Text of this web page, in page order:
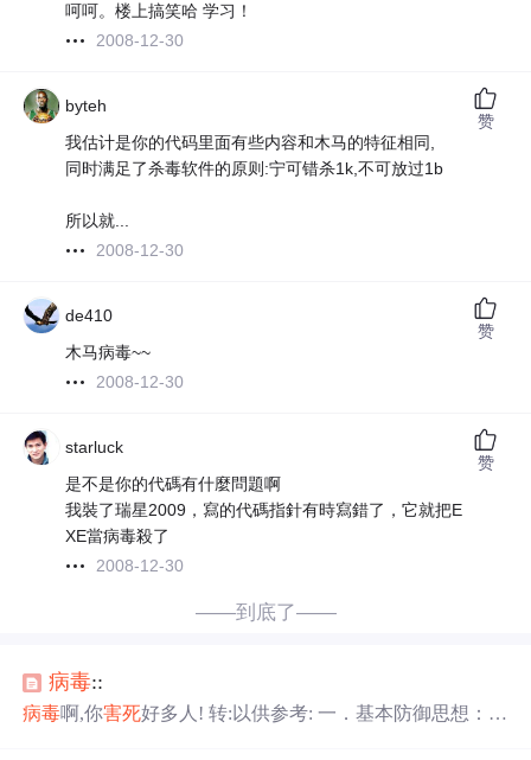
呵呵。楼上搞笑哈 学习！
2008-12-30
byteh
我估计是你的代码里面有些内容和木马的特征相同,
同时满足了杀毒软件的原则:宁可错杀1k,不可放过1b
所以就...
2008-12-30
赞
de410
木马病毒~~
2008-12-30
赞
starluck
是不是你的代碼有什麼問題啊
我裝了瑞星2009，寫的代碼指針有時寫錯了，它就把E
XE當病毒殺了
2008-12-30
赞
——到底了——
病毒::
病毒啊,你害死好多人! 转:以供参考: 一．基本防御思想：备